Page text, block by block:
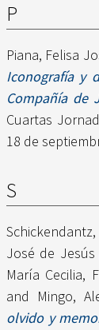
P
Piana, Felisa
Iconografía y
Compañía de
Cuartas
18 de
S
José de Jesús
María Cecilia,
and Mingo,
olvido y